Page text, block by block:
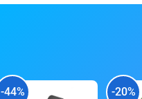
-44% -20%